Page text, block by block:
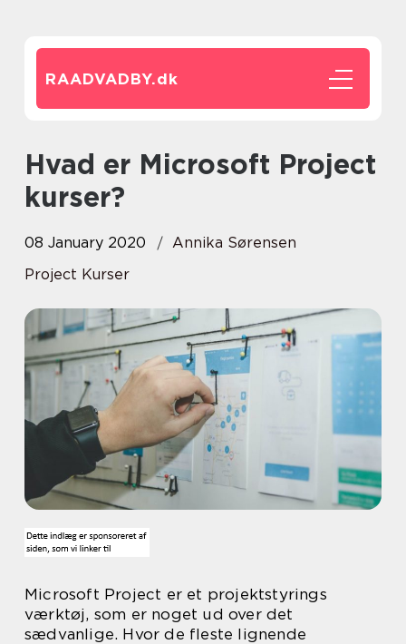
RAADVADBY.dk
Hvad er Microsoft Project
kurser?
08 January 2020
Annika Sørensen
Project Kurser
Microsoft Project er et projektstyrings
værktøj, som er noget ud over det
sædvanlige. Hvor de fleste lignende